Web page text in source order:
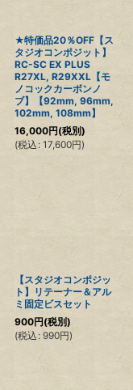
★特価品20％OFF【ス
タジオコンポジット】
RC-SC EX PLUS
R27XL, R29XXL【モ
ノコックカーボンノ
ブ】【92mm, 96mm,
102mm, 108mm】
16,000円(税別)
(税込 : 17,600円)
【スタジオコンポジッ
ト】リテーナー＆アル
ミ固定ビスセット
900円(税別)
(税込 : 990円)